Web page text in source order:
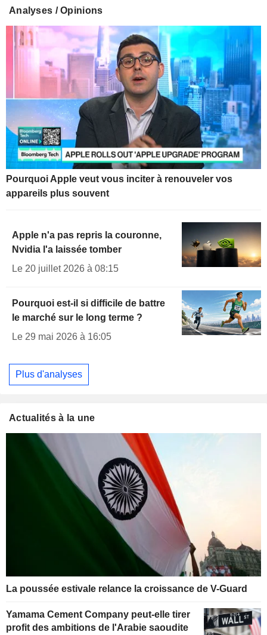
Analyses / Opinions
Pourquoi Apple veut vous inciter à renouveler vos
appareils plus souvent
Apple n'a pas repris la couronne,
Nvidia l'a laissée tomber
Le 20 juillet 2026 à 08:15
Pourquoi est-il si difficile de battre
le marché sur le long terme ?
Le 29 mai 2026 à 16:05
Plus d'analyses
Actualités à la une
La poussée estivale relance la croissance de V-Guard
Yamama Cement Company peut-elle tirer
profit des ambitions de l'Arabie saoudite